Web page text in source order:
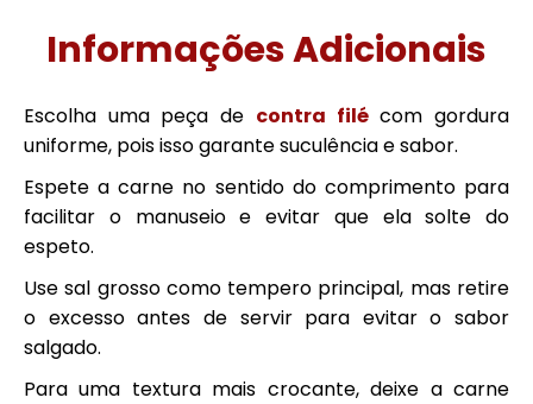
Informações Adicionais
Escolha uma peça de contra filécom gordura
uniforme, pois isso garante suculência e sabor.
Espete a carne no sentido do comprimento para
facilitar o manuseio e evitar que ela solte do
espeto.
Use sal grosso como tempero principal, mas retire
o excesso antes de servir para evitar o sabor
salgado.
Para uma textura mais crocante, deixe a carne